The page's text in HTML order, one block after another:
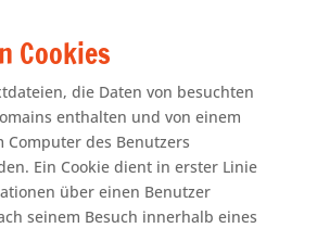
Cookies
die Daten von besuchten
enthalten und von einem
Computer des Benutzers
Ein Cookie dient in erster Linie
über einen Benutzer
seinem Besuch innerhalb eines